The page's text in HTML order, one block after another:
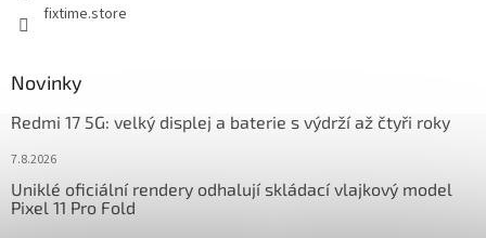
fixtime.store
Novinky
Redmi 17 5G: velký displej a baterie s výdrží až čtyři roky
7.8.2026
Uniklé oficiální rendery odhalují skládací vlajkový model
Pixel 11 Pro Fold